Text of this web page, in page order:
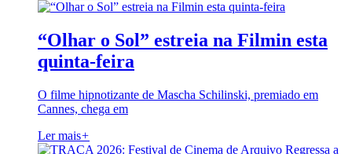
“Olhar o Sol” estreia na Filmin esta
quinta-feira
O filme hipnotizante de Mascha Schilinski, premiado em
Cannes, chega em
Ler mais+